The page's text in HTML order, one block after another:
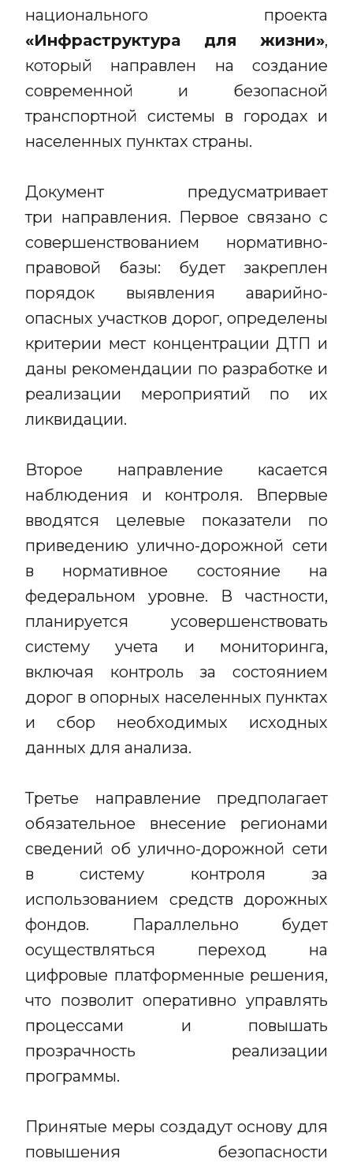
национального проекта
«Инфраструктура для жизни»,
который направлен на создание
современной и безопасной
транспортной системы в городах и
населенных пунктах страны.
Документ предусматривает
три направления. Первое связано с
совершенствованием нормативно-
правовой базы: будет закреплен
порядок выявления аварийно-
опасных участков дорог, определены
критерии мест концентрации ДТП и
даны рекомендации по разработке и
реализации мероприятий по их
ликвидации.
Второе направление касается
наблюдения и контроля. Впервые
вводятся целевые показатели по
приведению улично-дорожной сети
в нормативное состояние на
федеральном уровне. В частности,
планируется усовершенствовать
систему учета и мониторинга,
включая контроль за состоянием
дорог в опорных населенных пунктах
и сбор необходимых исходных
данных для анализа.
Третье направление предполагает
обязательное внесение регионами
сведений об улично-дорожной сети
в систему контроля за
использованием средств дорожных
фондов. Параллельно будет
осуществляться переход на
цифровые платформенные решения,
что позволит оперативно управлять
процессами и повышать
прозрачность реализации
программы.
Принятые меры создадут основу для
повышения безопасности